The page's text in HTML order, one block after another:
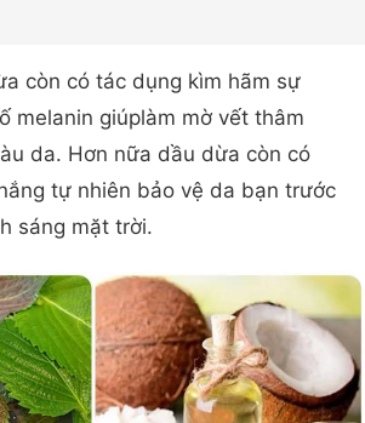
còn có tác dụng kìm hãm sự
melanin giúplàm mờ vết thâm
da. Hơn nữa dầu dừa còn có
tự nhiên bảo vệ da bạn trước
sáng mặt trời.